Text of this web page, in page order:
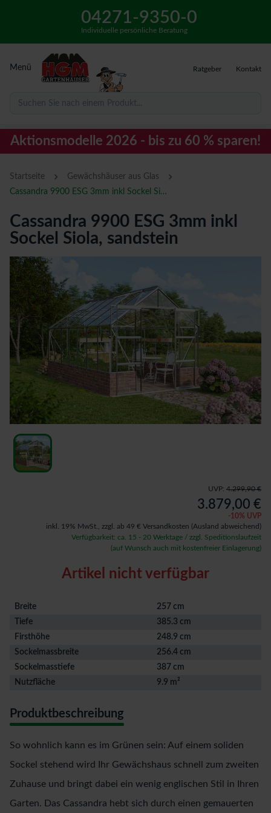
04271-9350-0
Individuelle persönliche Beratung
Menü Ratgeber Kontakt
Suchen Sie nach einem Produkt...
Aktionsmodelle 2026 - bis zu 60 % sparen!
Startseite › Gewächshäuser aus Glas ›
Cassandra 9900 ESG 3mm inkl Sockel Siola, sandstein
Cassandra 9900 ESG 3mm inkl
Sockel Siola, sandstein
UVP: 4.299,90 €
3.879,00 €
-10% UVP
inkl. 19% MwSt., zzgl. ab 49 € Versandkosten (Ausland abweichend)
Verfügbarkeit: ca. 15 - 20 Werktage / zzgl. Speditionslaufzeit
(auf Wunsch auch mit kostenfreier Einlagerung)
Artikel nicht verfügbar
Breite
257 cm
Tiefe
385.3 cm
Firsthöhe
248.9 cm
Sockelmassbreite
256.4 cm
Sockelmasstiefe
387 cm
Nutzfläche
9.9 m²
Produktbeschreibung
So wohnlich kann es im Grünen sein: Auf einem soliden
Sockel stehend wird Ihr Gewächshaus schnell zum zweiten
Zuhause und bringt dabei ein wenig englischen Stil in Ihren
Garten. Das Cassandra hebt sich durch einen gemauerten